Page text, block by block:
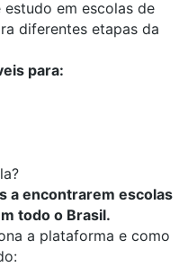
em escolas de
diferentes etapas da
para:
a encontrarem escolas
todo o Brasil.
a plataforma e como